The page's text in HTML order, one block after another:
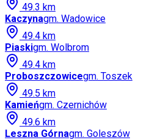
49.3 km
Kaczynagm. Wadowice
49.4 km
Piaskigm. Wolbrom
49.4 km
Proboszczowicegm. Toszek
49.5 km
Kamieńgm. Czernichów
49.6 km
Leszna Górnagm. Goleszów